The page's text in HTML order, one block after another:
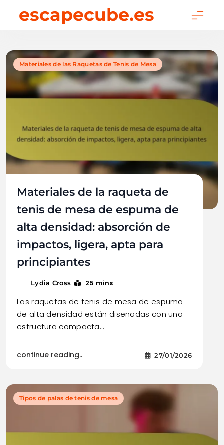
escapecube.es
Materiales de las Raquetas de Tenis de Mesa
Materiales de la raqueta de
tenis de mesa de espuma de
alta densidad: absorción de
impactos, ligera, apta para
principiantes
Lydia Cross 25 mins
Las raquetas de tenis de mesa de espuma
de alta densidad están diseñadas con una
estructura compacta…
continue reading.. 27/01/2026
Tipos de palas de tenis de mesa